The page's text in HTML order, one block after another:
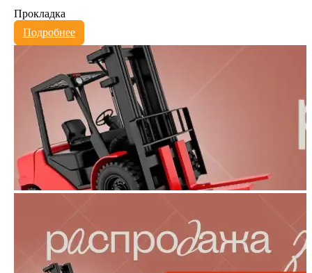
Прокладка
Подробнее